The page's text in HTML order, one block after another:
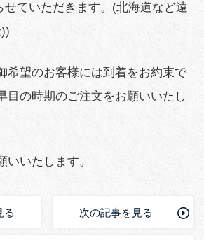
せていただきます。(北海道など遠
希望のお客様には到着をお約束で
目の時期のご注文をお願いいたし
いいたします。
る 次の記事を見る